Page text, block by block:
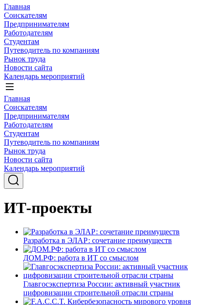
Главная
Соискателям
Предпринимателям
Работодателям
Студентам
Путеводитель по компаниям
Рынок труда
Новости сайта
Календарь мероприятий
Главная
Соискателям
Предпринимателям
Работодателям
Студентам
Путеводитель по компаниям
Рынок труда
Новости сайта
Календарь мероприятий
ИТ-проекты
Разработка в ЭЛАР: сочетание преимуществ
ДОМ.РФ: работа в ИТ со смыслом
Главгосэкспертиза России: активный участник
цифровизации строительной отрасли страны